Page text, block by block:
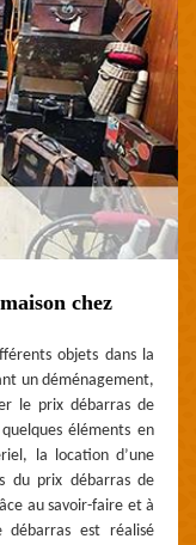
chez
objets dans la
un déménagement,
le prix débarras de
éléments en
la location d’une
du prix débarras de
au savoir-faire et à
débarras est réalisé